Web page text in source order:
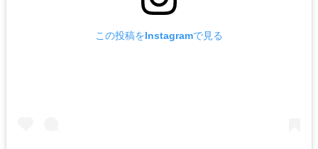
この投稿をInstagramで見る